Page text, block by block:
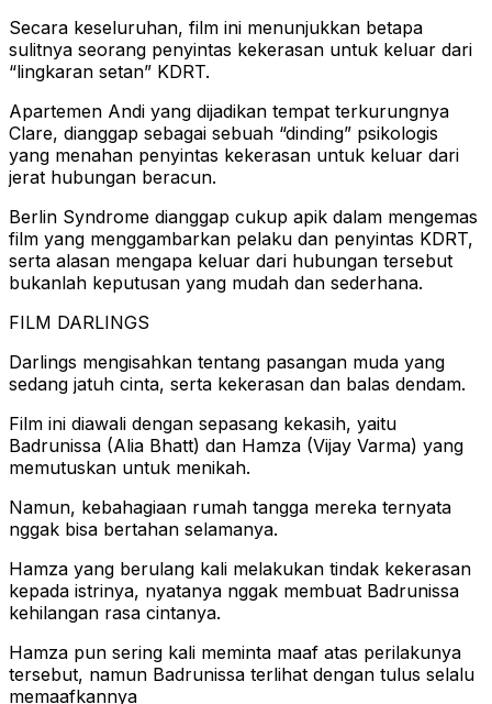
Secara keseluruhan, film ini menunjukkan betapa
sulitnya seorang penyintas kekerasan untuk keluar dari
“lingkaran setan” KDRT.
Apartemen Andi yang dijadikan tempat terkurungnya
Clare, dianggap sebagai sebuah “dinding” psikologis
yang menahan penyintas kekerasan untuk keluar dari
jerat hubungan beracun.
Berlin Syndrome dianggap cukup apik dalam mengemas
film yang menggambarkan pelaku dan penyintas KDRT,
serta alasan mengapa keluar dari hubungan tersebut
bukanlah keputusan yang mudah dan sederhana.
FILM DARLINGS
Darlings mengisahkan tentang pasangan muda yang
sedang jatuh cinta, serta kekerasan dan balas dendam.
Film ini diawali dengan sepasang kekasih, yaitu
Badrunissa (Alia Bhatt) dan Hamza (Vijay Varma) yang
memutuskan untuk menikah.
Namun, kebahagiaan rumah tangga mereka ternyata
nggak bisa bertahan selamanya.
Hamza yang berulang kali melakukan tindak kekerasan
kepada istrinya, nyatanya nggak membuat Badrunissa
kehilangan rasa cintanya.
Hamza pun sering kali meminta maaf atas perilakunya
tersebut, namun Badrunissa terlihat dengan tulus selalu
memaafkannya